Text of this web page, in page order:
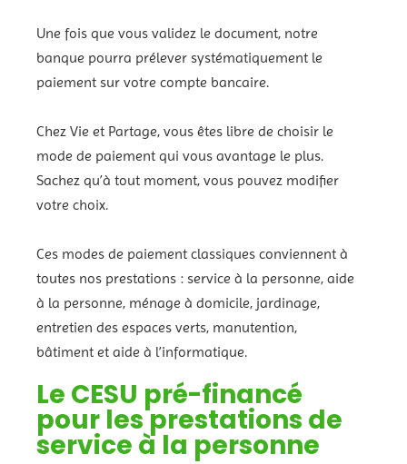
Une fois que vous validez le document, notre
banque pourra prélever systématiquement le
paiement sur votre compte bancaire.
Chez Vie et Partage, vous êtes libre de choisir le
mode de paiement qui vous avantage le plus.
Sachez qu’à tout moment, vous pouvez modifier
votre choix.
Ces modes de paiement classiques conviennent à
toutes nos prestations : service à la personne, aide
à la personne, ménage à domicile, jardinage,
entretien des espaces verts, manutention,
bâtiment et aide à l’informatique.
Le CESU pré-financé
pour les prestations de
service à la personne